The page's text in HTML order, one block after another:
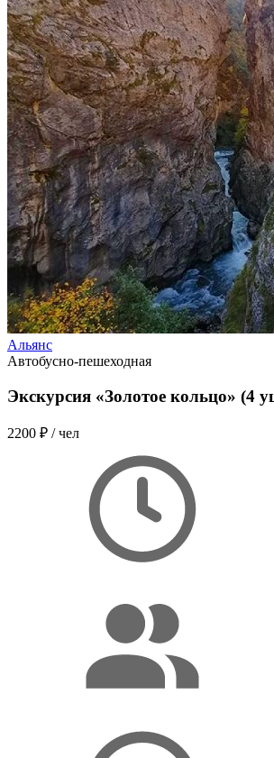
Альянс
Автобусно-пешеходная
Экскурсия «Золотое кольцо» (4
2200 ₽ / чел